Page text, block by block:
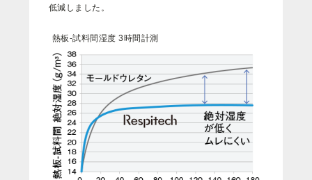
低減し ま した。
熱板-試料間湿度 3時間計測